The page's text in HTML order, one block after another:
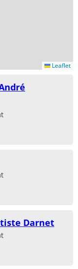
Leaflet
Darnet